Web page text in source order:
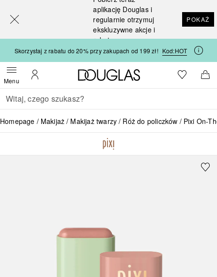
aplikację Douglas i
regularnie otrzymuj
ekskluzywne akcje i
rabaty
POKAŻ
Skorzystaj z rabatu do 20% przy zakupach od 199 zł! Kod:HOT
MenuOtwórz menuMoje konto
Strona główna Douglas
Do listyDo
Wracać
Wykonaj wyszukiwanie
Homepage Makijaż Makijaż twarzy Róż do policzków Pixi On-
[navigation.slideout.screenreader]